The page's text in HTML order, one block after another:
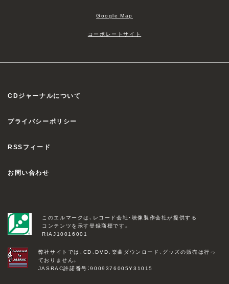
Google Map
コーポレートサイト
CDジャーナルについて
プライバシーポリシー
RSSフィード
お問い合わせ
このエルマークは、レコード会社・映像製作会社が提供する
コンテンツを示す登録商標です。
RIAJ10016001
弊社サイトでは、CD、DVD、楽曲ダウンロード、グッズの販売は行っ
ておりません。
JASRAC許諾番号：9009376005Y31015